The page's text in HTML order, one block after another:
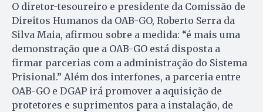
O diretor-tesoureiro e presidente da Comissão de
Direitos Humanos da OAB-GO, Roberto Serra da
Silva Maia, afirmou sobre a medida: “é mais uma
demonstração que a OAB-GO está disposta a
firmar parcerias com a administração do Sistema
Prisional.” Além dos interfones, a parceria entre
OAB-GO e DGAP irá promover a aquisição de
protetores e suprimentos para a instalação, de